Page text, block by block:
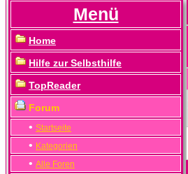
Menü
Home
Hilfe zur Selbsthilfe
TopReader
Forum
• Startseite
• Kategorien
• Alle Foren